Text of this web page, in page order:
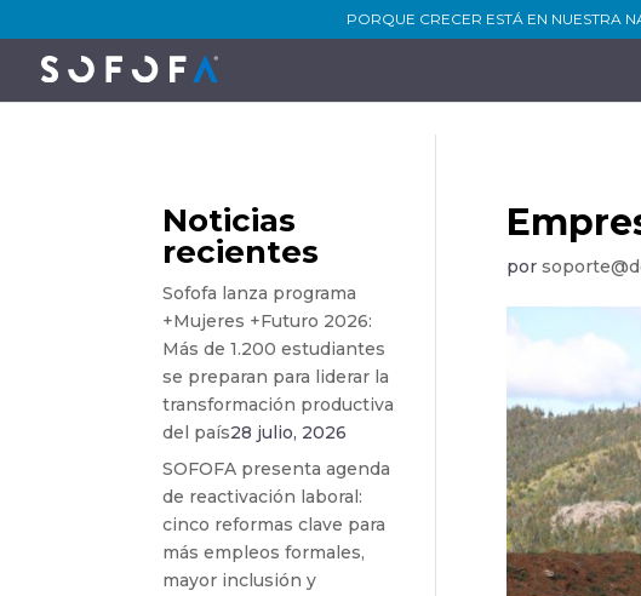
PORQUE CRECER ESTÁ EN NUESTRA
por
Noticias
recientes
Sofofa lanza programa
+Mujeres +Futuro 2026:
Más de 1.200 estudiantes
se preparan para liderar la
transformación productiva
del país28 julio, 2026
SOFOFA presenta agenda
de reactivación laboral:
cinco reformas clave para
más empleos formales,
mayor inclusión y